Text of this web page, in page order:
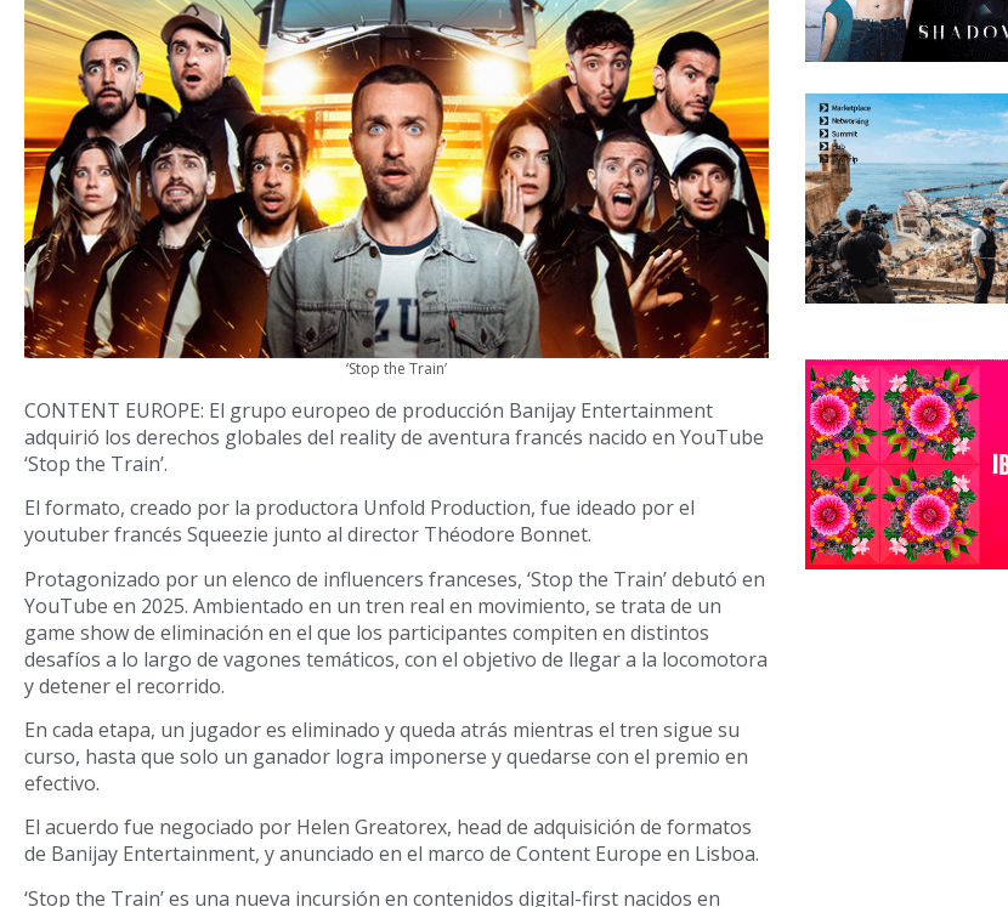
‘Stop the Train’
CONTENT EUROPE: El grupo europeo de producción Banijay Entertainment
adquirió los derechos globales del reality de aventura francés nacido en YouTube
‘Stop the Train’.
El formato, creado por la productora Unfold Production, fue ideado por el
youtuber francés Squeezie junto al director Théodore Bonnet.
Protagonizado por un elenco de influencers franceses, ‘Stop the Train’ debutó en
YouTube en 2025. Ambientado en un tren real en movimiento, se trata de un
game show de eliminación en el que los participantes compiten en distintos
desafíos a lo largo de vagones temáticos, con el objetivo de llegar a la locomotora
y detener el recorrido.
En cada etapa, un jugador es eliminado y queda atrás mientras el tren sigue su
curso, hasta que solo un ganador logra imponerse y quedarse con el premio en
efectivo.
El acuerdo fue negociado por Helen Greatorex, head de adquisición de formatos
de Banijay Entertainment, y anunciado en el marco de Content Europe en Lisboa.
‘Stop the Train’ es una nueva incursión en contenidos digital-first nacidos en